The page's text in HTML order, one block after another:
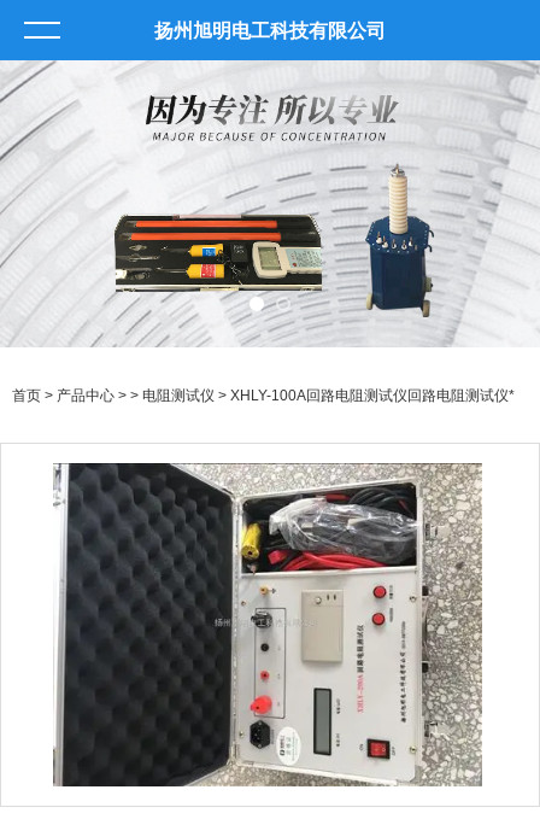
扬州旭明电工科技有限公司
首页 > 产品中心 > > 电阻测试仪 > XHLY-100A回路电阻测试仪回路电阻测试仪*